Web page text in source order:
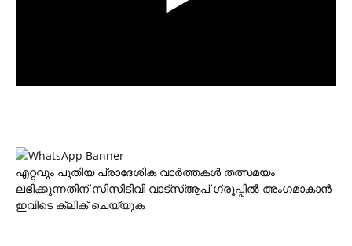
എറ്റവും പുതിയ പ്രാദേശിക വാര്‍ത്തകള്‍ തത്സമയം
ലഭിക്കുന്നതിന് സിസിടിവി വാട്‌സ്ആപ് ഗ്രൂപ്പില്‍ അംഗമാകാന്‍
ഇവിടെ ക്ലിക് ചെയ്യുക